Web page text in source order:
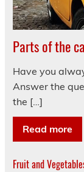
Parts of the
Have you
Answer the
the […]
Read more
Fruit and